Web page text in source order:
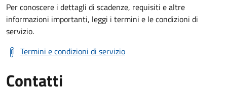
Per conoscere i dettagli di scadenze, requisiti e altre
informazioni importanti, leggi i termini e le condizioni di
servizio.
Termini e condizioni di servizio
Contatti